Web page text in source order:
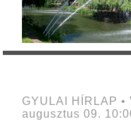
GYULAI HÍRLAP
augusztus 09.